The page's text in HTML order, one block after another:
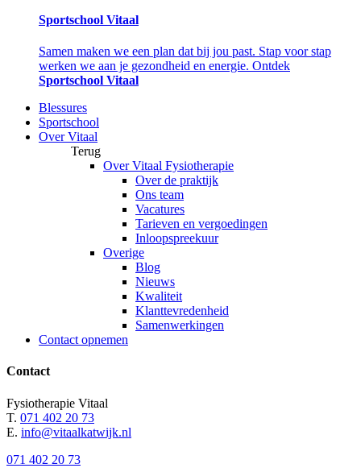
Sportschool Vitaal
Samen maken we een plan dat bij jou past. Stap voor stap
werken we aan je gezondheid en energie. Ontdek
Sportschool Vitaal
Blessures
Sportschool
Over Vitaal
Terug
Over Vitaal Fysiotherapie
Over de praktijk
Ons team
Vacatures
Tarieven en vergoedingen
Inloopspreekuur
Overige
Blog
Nieuws
Kwaliteit
Klanttevredenheid
Samenwerkingen
Contact opnemen
Contact
Fysiotherapie Vitaal
T. 071 402 20 73
E. info@vitaalkatwijk.nl
071 402 20 73